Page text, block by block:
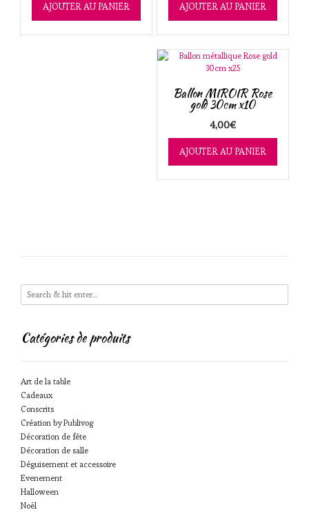
AJOUTER AU PANIER
AJOUTER AU PANIER
Ballon MIROIR Rose
gold 30cm x10
4,00€
AJOUTER AU PANIER
Catégories de produits
Art de la table
Cadeaux
Conscrits
Création by Publivog
Décoration de fête
Décoration de salle
Déguisement et accessoire
Evenement
Halloween
Noël